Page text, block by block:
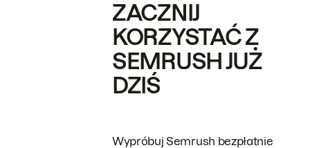
ZACZNIJ
KORZYSTAĆ Z
SEMRUSH JUŻ
DZIŚ
Wypróbuj Semrush bezpłatnie